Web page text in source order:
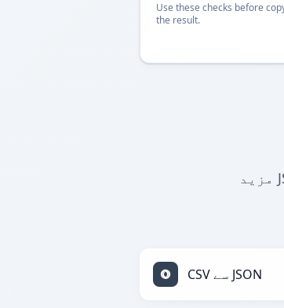
Use these checks before
the result.
مزید JSON سے TOML کنورٹرز دریافت کریں۔ JSON کو TOML اور دیگر فارمیٹس میں
CSV سے JSON